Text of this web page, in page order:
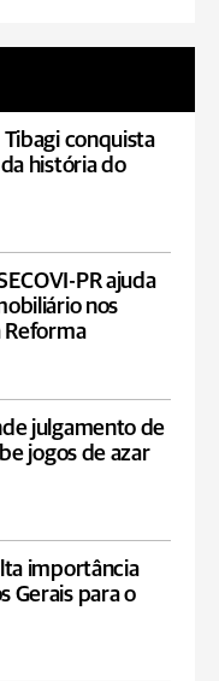
conquista
história do
PR ajuda
nos
Reforma
julgamento de
jogos de azar
importância
Gerais para o